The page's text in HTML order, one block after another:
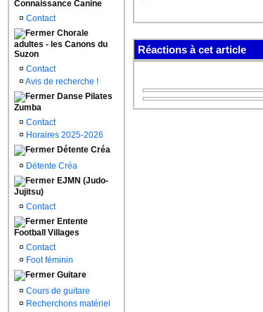
Connaissance Canine
¤ Contact
Chorale
adultes - les Canons du
Suzon
¤ Contact
¤ Avis de recherche !
Danse Pilates
Zumba
¤ Contact
¤ Horaires 2025-2026
Détente Créa
¤ Détente Créa
EJMN (Judo-
Jujitsu)
¤ Contact
Entente
Football Villages
¤ Contact
¤ Foot féminin
Guitare
¤ Cours de guitare
¤ Recherchons matériel
Réactions à cet article